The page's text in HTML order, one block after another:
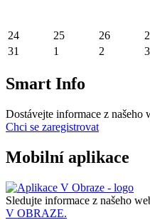
24 25 26
31
1 2 3
Smart Info
Dostávejte informace z našeho
Chci se zaregistrovat
Mobilní aplikace
Sledujte informace z našeho
V OBRAZE.